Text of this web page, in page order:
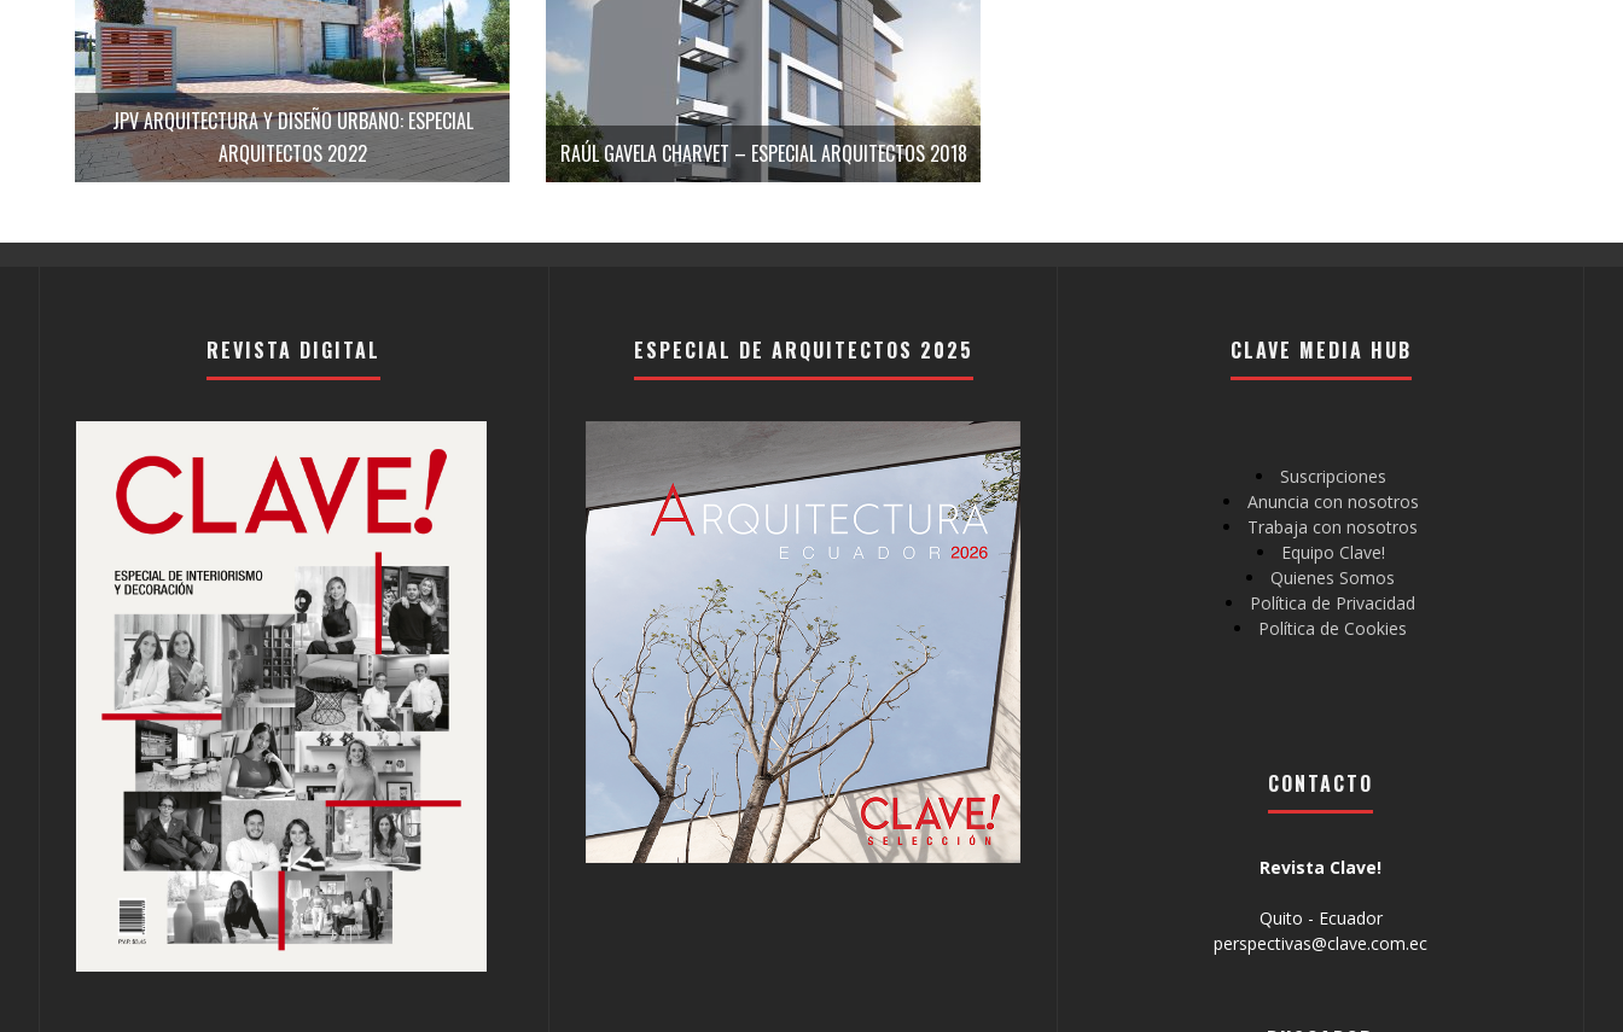
JPV ARQUITECTURA Y DISEÑO URBANO: ESPECIAL
ARQUITECTOS 2022
RAÚL GAVELA CHARVET – ESPECIAL ARQUITECTOS 2018
REVISTA DIGITAL ESPECIAL DE ARQUITECTOS 2025 CLAVE MEDIA HUB
Suscripciones
Anuncia con nosotros
Trabaja con nosotros
Equipo Clave!
Quienes Somos
Política de Privacidad
Política de Cookies
CONTACTO
Revista Clave!
Quito - Ecuador
perspectivas@clave.com.ec